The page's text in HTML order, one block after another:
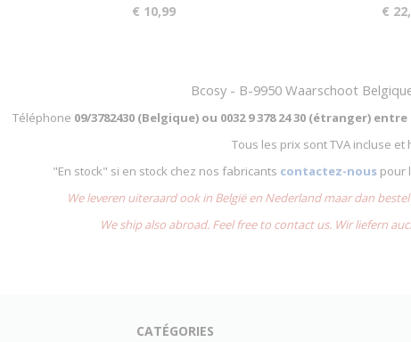
€ 10,99 €
Bcosy - B-9950 Waarschoot
Téléphone 09/3782430 (Belgique) ou 0032 9 378 24 30 (étranger) entre
Tous les prix sont TVA incluse
"En stock" si en stock chez nos fabricants contactez-nouspour
We leveren uiteraard ook in België en Nederland maar dan
We ship also abroad. Feel free to contact us. Wir liefern
catégories